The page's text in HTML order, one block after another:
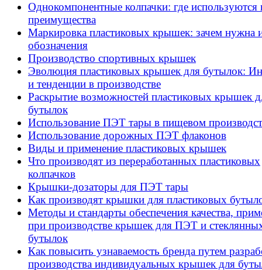
Однокомпонентные колпачки: где используются
преимущества
Маркировка пластиковых крышек: зачем нужна
обозначения
Производство спортивных крышек
Эволюция пластиковых крышек для бутылок:
и тенденции в производстве
Раскрытие возможностей пластиковых крышек
бутылок
Использование ПЭТ тары в пищевом
Использование дорожных ПЭТ флаконов
Виды и применение пластиковых крышек
Что производят из переработанных пластиковых
колпачков
Крышки-дозаторы для ПЭТ тары
Как производят крышки для пластиковых
Методы и стандарты обеспечения качества,
при производстве крышек для ПЭТ и
бутылок
Как повысить узнаваемость бренда путем
производства индивидуальных крышек для